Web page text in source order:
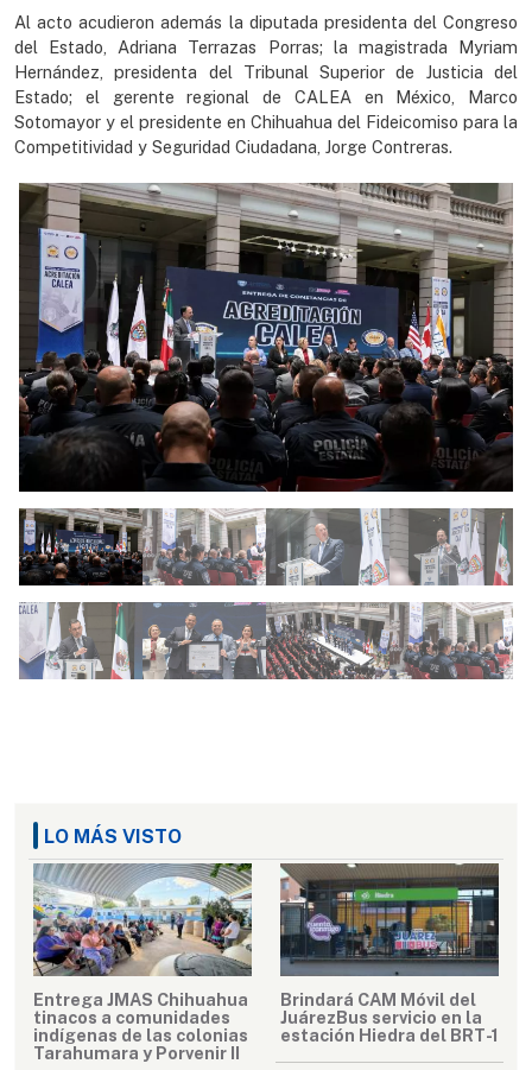
Al acto acudieron además la diputada presidenta del Congreso
del Estado, Adriana Terrazas Porras; la magistrada Myriam
Hernández, presidenta del Tribunal Superior de Justicia del
Estado; el gerente regional de CALEA en México, Marco
Sotomayor y el presidente en Chihuahua del Fideicomiso para la
Competitividad y Seguridad Ciudadana, Jorge Contreras.
LO MÁS VISTO
Entrega JMAS Chihuahua
tinacos a comunidades
indígenas de las colonias
Tarahumara y Porvenir II
Brindará CAM Móvil del
JuárezBus servicio en la
estación Hiedra del BRT-1